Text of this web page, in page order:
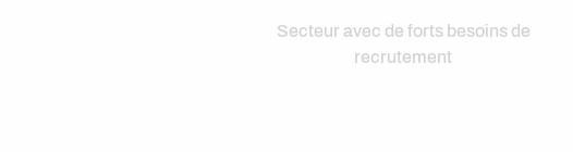
Secteur avec de forts besoins de
recrutement